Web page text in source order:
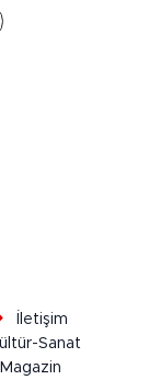
İletişim
Sanat